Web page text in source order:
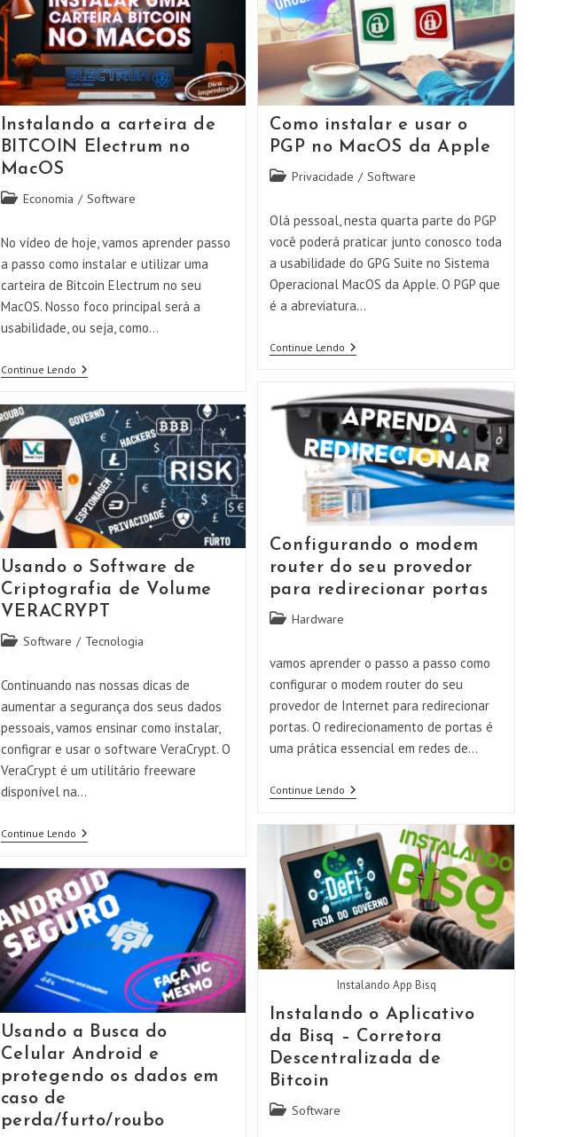
Instalando a carteira de
BITCOIN Electrum no
MacOS
Categoria
post:
Economia / Software
No vídeo de hoje, vamos aprender passo
a passo como instalar e utilizar uma
carteira de Bitcoin Electrum no seu
MacOS. Nosso foco principal será a
usabilidade, ou seja, como…
Continue LendoInstalando
De
BITCOIN
Electrum
No
MacOS
Como instalar e usar o
PGP no MacOS da Apple
Categoria
post:
Privacidade / Software
Olá pessoal, nesta quarta parte do PGP
você poderá praticar junto conosco toda
a usabilidade do GPG Suite no Sistema
Operacional MacOS da Apple. O PGP que
é a abreviatura…
Continue LendoComo
Usar
O
PGP
No
MacOS
Da
Apple
Configurando o modem
router do seu provedor
para redirecionar portas
Categoria
Hardware
vamos aprender o passo a passo como
configurar o modem router do seu
provedor de Internet para redirecionar
portas. O redirecionamento de portas é
uma prática essencial em redes de…
Continue LendoConfigurando
O
Router
Do
Seu
Provedor
Para
Redirecionar
Portas
Usando o Software de
Criptografia de Volume
VERACRYPT
Categoria
post:
Software / Tecnologia
Continuando nas nossas dicas de
aumentar a segurança dos seus dados
pessoais, vamos ensinar como instalar,
configrar e usar o software VeraCrypt. O
VeraCrypt é um utilitário freeware
disponível na…
Continue LendoUsando
O
De
Criptografia
De
Volume
VERACRYPT
Instalando App Bisq
Instalando o Aplicativo
da Bisq – Corretora
Descentralizada de
Bitcoin
Categoria
Software
Usando a Busca do
Celular Android e
protegendo os dados em
caso de
perda/furto/roubo